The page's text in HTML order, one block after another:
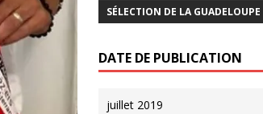
SÉLECTION DE LA GUADELOUPE
DATE DE PUBLICATION
juillet 2019